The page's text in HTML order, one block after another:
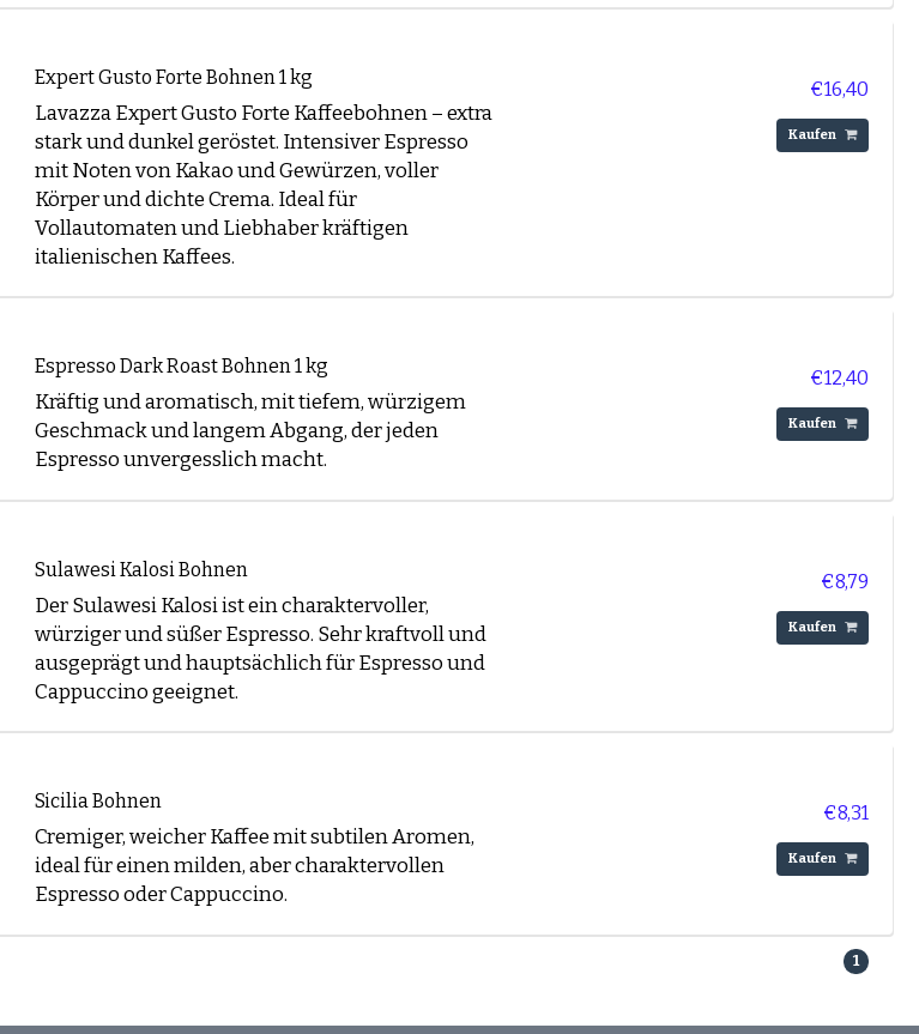
Expert Gusto Forte Bohnen 1 kg
Lavazza Expert Gusto Forte Kaffeebohnen – extra
stark und dunkel geröstet. Intensiver Espresso
mit Noten von Kakao und Gewürzen, voller
Körper und dichte Crema. Ideal für
Vollautomaten und Liebhaber kräftigen
italienischen Kaffees.
€16,40
Kaufen
Espresso Dark Roast Bohnen 1 kg
Kräftig und aromatisch, mit tiefem, würzigem
Geschmack und langem Abgang, der jeden
Espresso unvergesslich macht.
€12,40
Kaufen
Sulawesi Kalosi Bohnen
Der Sulawesi Kalosi ist ein charaktervoller,
würziger und süßer Espresso. Sehr kraftvoll und
ausgeprägt und hauptsächlich für Espresso und
Cappuccino geeignet.
€8,79
Kaufen
Sicilia Bohnen
Cremiger, weicher Kaffee mit subtilen Aromen,
ideal für einen milden, aber charaktervollen
Espresso oder Cappuccino.
€8,31
Kaufen
1